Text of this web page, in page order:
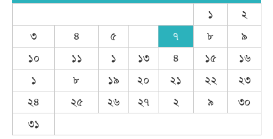
১
২
৩
৪ ৫ ৭ ৮
৯
১০
১১ ১ ১৩ ৪ ১৫
১৬
১
৮ ১৯ ২০ ২১ ২২
২৩
২৪
২৫ ২৬ ২৭ ২ ৯
৩০
৩১